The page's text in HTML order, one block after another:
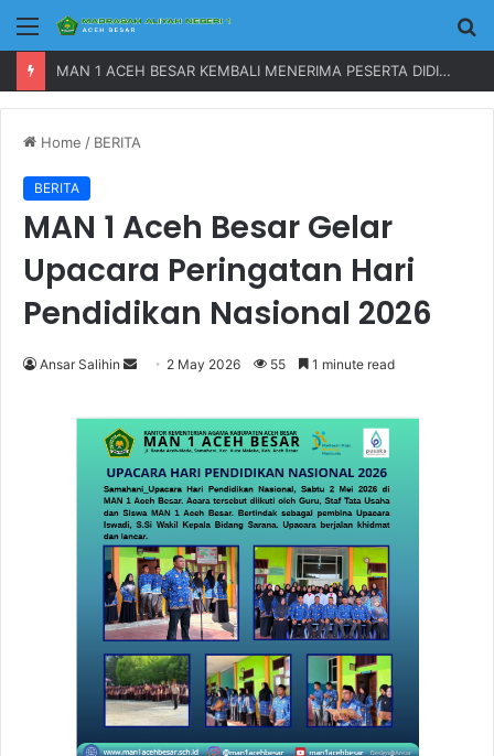
Menu
MAN 1 ACEH BESAR KEMBALI MENERIMA PESERTA DIDIK BARU TAHUN 2023
Home / BERITA
BERITA
MAN 1 Aceh Besar Gelar
Upacara Peringatan Hari
Pendidikan Nasional 2026
Ansar Salihin
n
a
n
e
m
a
i
l
2 May 2026 55 1 minute read